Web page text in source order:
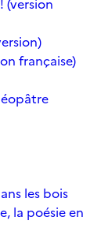
française)
les bois
la poésie en